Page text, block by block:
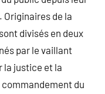
Originaires de la
divisés en deux
par le vaillant
la justice et la
du